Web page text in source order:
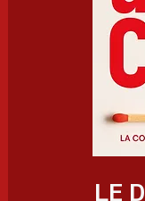
LE